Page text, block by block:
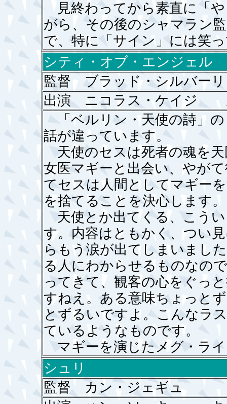
見終わってから素直に「
がら、その後のシャマラン
で、特に「サイン」には笑
シティ・オブ・エンジェル
監督 ブラッド・シルバー
出演 ニコラス・ケイジ
「ベルリン・天使の詩」
話が違っています。
天使のセスは死者の魂を
女医マギーと出会い、やが
てセスは人間としてマギー
を捨てることを決心します。
天使とか出てくる、こう
す。内容はともかく、つい
らもう涙が出てしまいまし
る人にわからせるものなの
ってきて、観客の心をぐっ
すねえ。ある意味ちょっと
とずるいですよ。こんなラ
ているようなものです。
マギーを演じたメグ・ラ
シュリ
監督 カン・ジェギュ